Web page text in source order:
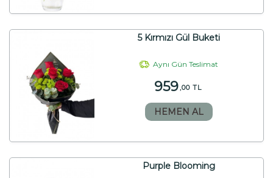
5 Kırmızı Gül Buketi
Aynı Gün Teslimat
959 ,00 TL
HEMEN AL
Purple Blooming